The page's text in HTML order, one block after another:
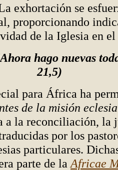
exhortación se
proporcionando
de la Iglesia en
hago nuevas
21,5)
para África ha
de la misión
a la reconciliación, la
por los
particulares.
parte de la Africae